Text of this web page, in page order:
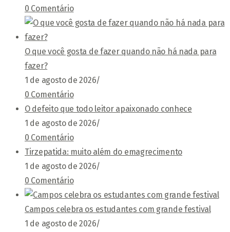
0 Comentário
O que você gosta de fazer quando não há nada para
fazer?
1 de agosto de 2026/
0 Comentário
O defeito que todo leitor apaixonado conhece
1 de agosto de 2026/
0 Comentário
Tirzepatida: muito além do emagrecimento
1 de agosto de 2026/
0 Comentário
Campos celebra os estudantes com grande festival
1 de agosto de 2026/